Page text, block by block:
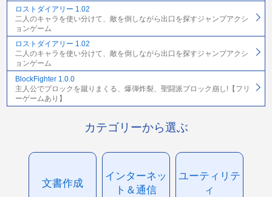
ロストダイアリー 1.02
二人のキャラを使い分けて、敵を倒しながら出口を探すジャンプアクシ
ョンゲーム
ロストダイアリー 1.02
二人のキャラを使い分けて、敵を倒しながら出口を探すジャンプアクシ
ョンゲーム
BlockFighter 1.0.0
主人公でブロックを蹴りまくる、爆弾炸裂、聖闘派ブロック崩し!【フリ
ーゲームあり】
カテゴリーから選ぶ
文書作成
インターネッ
ト＆通信
ユーティリテ
ィ